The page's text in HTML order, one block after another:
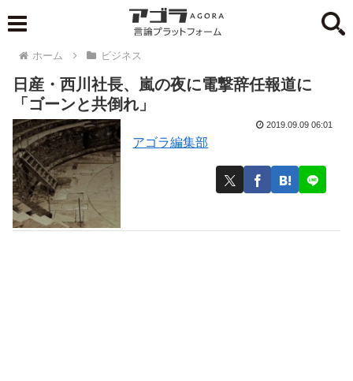
ホーム ビジネス
日産・西川社長、嵐の夜に電撃辞任報道に
「ゴーンと共倒れ」
アゴラ編集部
2019.09.09 06:01